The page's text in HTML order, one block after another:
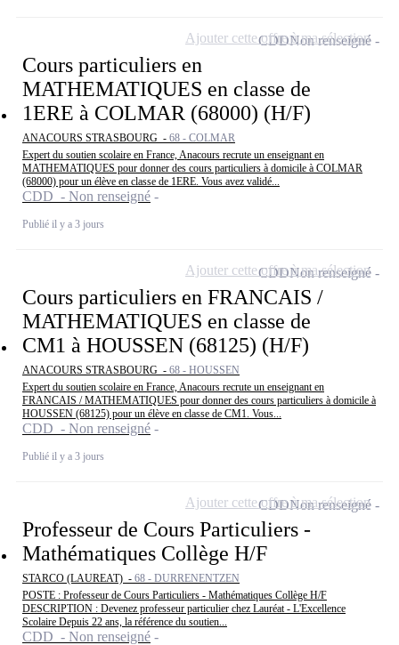
Cours particuliers en
MATHEMATIQUES en classe de
1ERE à COLMAR (68000) (H/F)
ANACOURS STRASBOURG - 68 - COLMAR
Expert du soutien scolaire en France, Anacours recrute un enseignant en
MATHEMATIQUES pour donner des cours particuliers à domicile à COLMAR
(68000) pour un élève en classe de 1ERE. Vous avez validé...
CDD - Non renseigné
Publié il y a 3 jours
CDDNon renseigné
Ajouter cette offre à ma sélection
Cours particuliers en FRANCAIS /
MATHEMATIQUES en classe de
CM1 à HOUSSEN (68125) (H/F)
ANACOURS STRASBOURG - 68 - HOUSSEN
Expert du soutien scolaire en France, Anacours recrute un enseignant en
FRANCAIS / MATHEMATIQUES pour donner des cours particuliers à domicile à
HOUSSEN (68125) pour un élève en classe de CM1. Vous...
CDD - Non renseigné
Publié il y a 3 jours
CDDNon renseigné
Ajouter cette offre à ma sélection
Professeur de Cours Particuliers -
Mathématiques Collège H/F
STARCO (LAUREAT) - 68 - DURRENENTZEN
POSTE : Professeur de Cours Particuliers - Mathématiques Collège H/F
DESCRIPTION : Devenez professeur particulier chez Lauréat - L'Excellence
Scolaire Depuis 22 ans, la référence du soutien...
CDD - Non renseigné
CDDNon renseigné
Ajouter cette offre à ma sélection